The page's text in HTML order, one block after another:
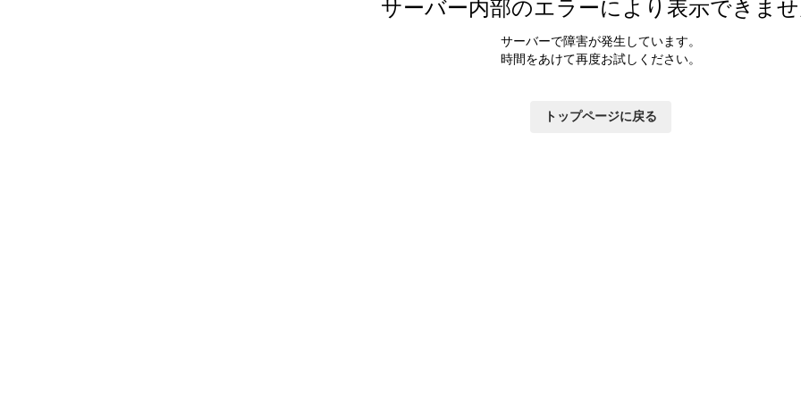
サーバー内部のエラーにより表示できま
サーバーで障害が発生しています。
時間をあけて再度お試しください。
トップページに戻る